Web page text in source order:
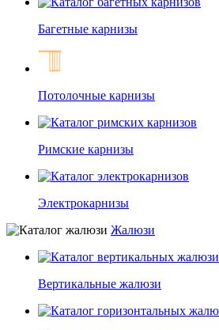
Багетные карнизы
Потолочные карнизы
Римские карнизы
Электрокарнизы
Жалюзи
Вертикальные жалюзи